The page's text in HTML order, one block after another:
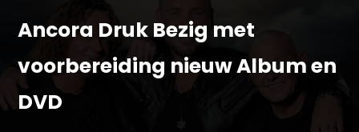
Ancora Druk Bezig met
voorbereiding nieuw Album en
DVD